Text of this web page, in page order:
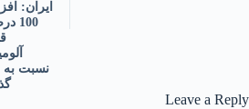
ایران:
نسبت
Leave a Reply